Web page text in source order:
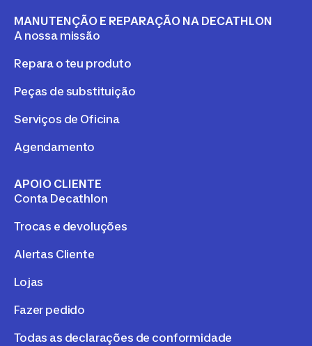
MANUTENÇÃO E REPARAÇÃO NA DECATHLON
A nossa missão
Repara o teu produto
Peças de substituição
Serviços de Oficina
Agendamento
APOIO CLIENTE
Conta Decathlon
Trocas e devoluções
Alertas Cliente
Lojas
Fazer pedido
Todas as declarações de conformidade